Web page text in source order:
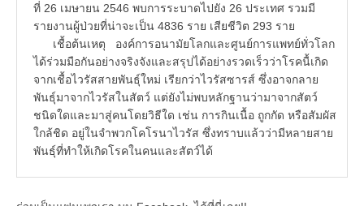
ที่ 26 เมษายน 2546 พบการระบาดไปยัง 26 ประเทศ รวมมี
รายงานผู้ป่วยที่น่าจะเป็น 4836 ราย เสียชีวิต 293 ราย
เชื้อต้นเหตุ องค์การอนามัยโลกและศูนย์การแพทย์ทั่วโลก
ได้ร่วมมือกันอย่างจริงจังและสรุปได้อย่างรวดเร็วว่าโรคนื้เกิด
จากเชื้อไวรัสสายพันธุ์ใหม่ เรียกว่าไวรัสซารส์ ซึ่งอาจกลาย
พันธุ์มาจากไวรัสในสัตว์ แต่ยังไม่พบหลักฐานว่ามาจากสัตว์
ชนิดใดและมาสู่คนโดยวิธีใด เช่น การกินเนื้อ ถูกกัด หรือสัมผัส
ใกล้ชิด อยู่ในจำพวกโคโรนาไวรัส ซึ่งทราบแล้วว่ามีหลายสาย
พันธุ์ที่ทำให้เกิดโรคในคนและสัตว์ได้